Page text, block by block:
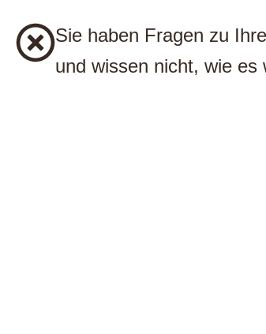
Sie haben Fragen zu
und wissen nicht, wie es